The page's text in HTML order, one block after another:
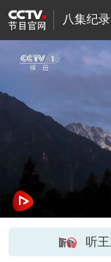
八集纪
听